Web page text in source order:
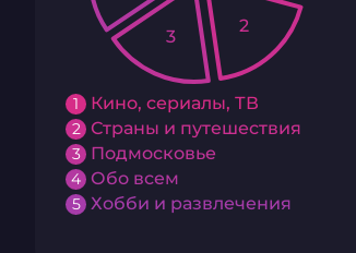
1 Кино, сериалы, ТВ
2 Страны и путешествия
3 Подмосковье
4 Обо всем
5 Хобби и развлечения
2
3